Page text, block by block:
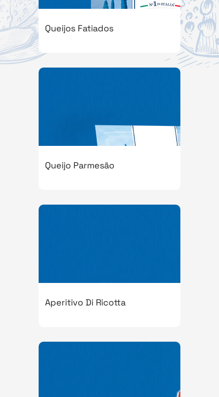
Queijos Fatiados
Queijo Parmesão
Aperitivo Di Ricotta